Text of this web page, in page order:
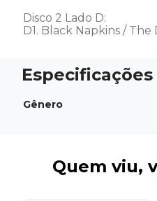
Disco 2 Lado D:
D1. Black Napkins / The
Gênero
Quem viu,